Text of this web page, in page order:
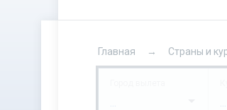
Главная Страны и
... ...